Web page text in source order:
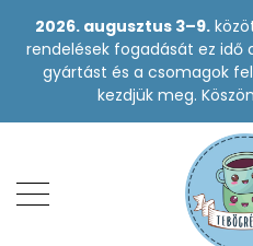
2026. augusztus 3–9.
rendelések fogadását ez idő
gyártást és a csomagok
kezdjük meg.